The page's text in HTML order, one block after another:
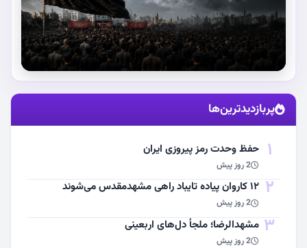
استقبال از آقای شهید ایران
مشاهده اخبار
پربازدیدترین‌ها
1 حفظ وحدت رمز پیروزی ایران
2 روز پیش
2 ۱۲ کاروان پیاده تایباد راهی مشهدمقدس می‌شوند
2 روز پیش
3 مشهد‌الرضا؛ ملجأ دل‌های اربعینی
2 روز پیش